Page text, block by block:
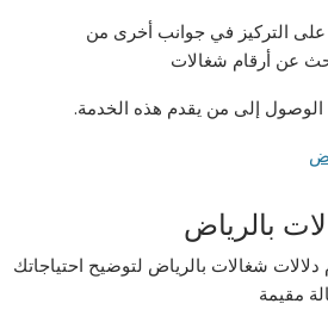
على التركيز في جوانب أخرى من
عن أرقام شغالات
إلى من يقدم هذه الخدمة.
بالرياض
دلالات شغالات بالرياض لتوضيح احتياجاتك
مقيمة